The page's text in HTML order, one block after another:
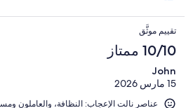
تقييم موثَّق
10/10 ممتاز
John
15 مارس 2026